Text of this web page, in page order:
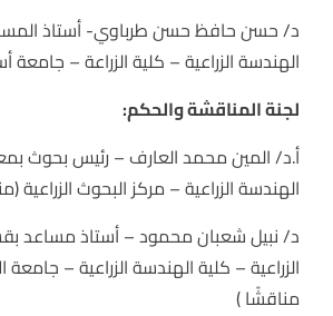
د/ حسن حافظ حسن طرباوي- أستاذ
الهندسة الزراعية – كلية الزراعة – جامعة
لجنة المناقشة والحكم:
أ.د/ المين محمد العارف – رئيس بحوث
الهندسة الزراعية – مركز البحوث الزراعية
د/ نبيل شعبان محمود – أستاذ مساعد
الزراعية – كلية الهندسة الزراعية –
مناقشًا )